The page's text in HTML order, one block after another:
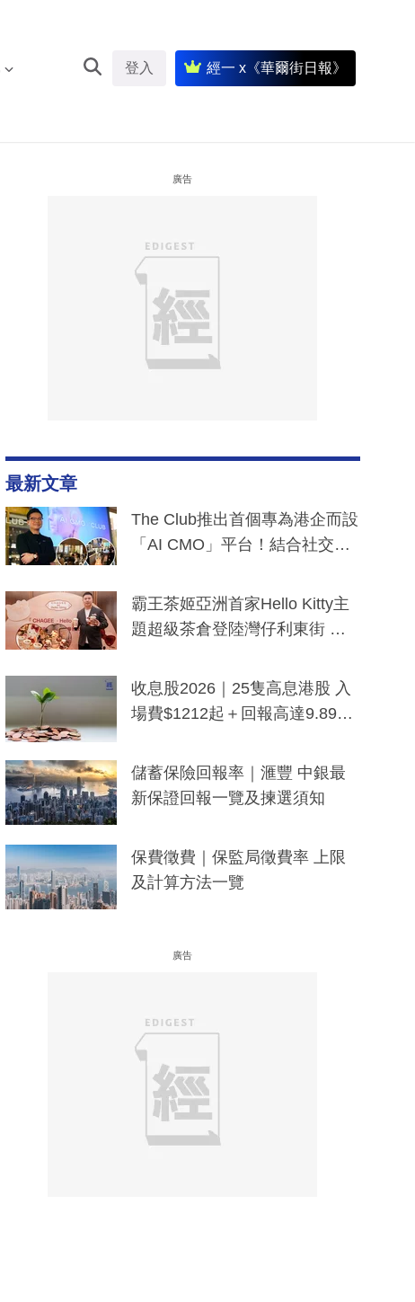
登入 經一 x《華爾街日報》
廣告
最新文章
The Club推出首個專為港企而設
「AI CMO」平台！結合社交聆
分鐘生成「貼地」宣傳短片
霸王茶姬亞洲首家Hello Kitty主
題超級茶倉登陸灣仔利東街 推
y及香港限定特調系列
收息股2026｜25隻高息港股 入
場費$1212起＋回報高達9.89
儲蓄保險回報率｜滙豐 中銀最
新保證回報一覽及揀選須知
保費徵費｜保監局徵費率 上限
及計算方法一覽
廣告